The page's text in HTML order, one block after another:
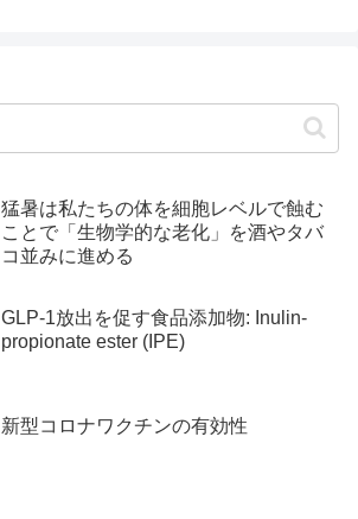
猛暑は私たちの体を細胞レベルで蝕む
ことで「生物学的な老化」を酒やタバ
コ並みに進める
GLP-1放出を促す食品添加物: Inulin-
propionate ester (IPE)
新型コロナワクチンの有効性